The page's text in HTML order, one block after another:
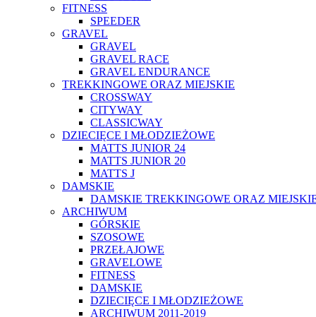
FITNESS
SPEEDER
GRAVEL
GRAVEL
GRAVEL RACE
GRAVEL ENDURANCE
TREKKINGOWE ORAZ MIEJSKIE
CROSSWAY
CITYWAY
CLASSICWAY
DZIECIĘCE I MŁODZIEŻOWE
MATTS JUNIOR 24
MATTS JUNIOR 20
MATTS J
DAMSKIE
DAMSKIE TREKKINGOWE ORAZ
ARCHIWUM
GÓRSKIE
SZOSOWE
PRZEŁAJOWE
GRAVELOWE
FITNESS
DAMSKIE
DZIECIĘCE I MŁODZIEŻOWE
ARCHIWUM 2011-2019